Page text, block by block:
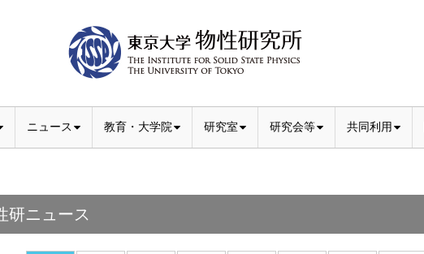
ニュース 教育・大学院 研究室 研究会等 共同利用
研ニュース